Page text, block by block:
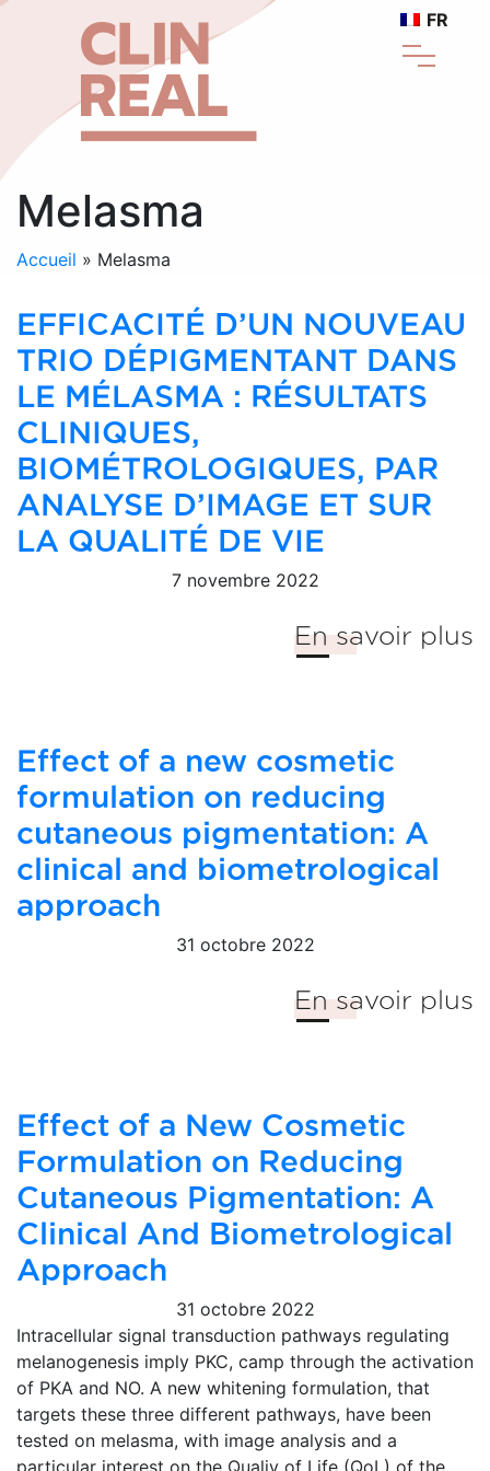
FR
Melasma
Accueil » Melasma
EFFICACITÉ D’UN NOUVEAU
TRIO DÉPIGMENTANT DANS
LE MÉLASMA : RÉSULTATS
CLINIQUES,
BIOMÉTROLOGIQUES, PAR
ANALYSE D’IMAGE ET SUR
LA QUALITÉ DE VIE
7 novembre 2022
En savoir plus
Effect of a new cosmetic
formulation on reducing
cutaneous pigmentation: A
clinical and biometrological
approach
31 octobre 2022
En savoir plus
Effect of a New Cosmetic
Formulation on Reducing
Cutaneous Pigmentation: A
Clinical And Biometrological
Approach
31 octobre 2022
Intracellular signal transduction pathways regulating
melanogenesis imply PKC, camp through the activation
of PKA and NO. A new whitening formulation, that
targets these three different pathways, have been
tested on melasma, with image analysis and a
particular interest on the Qualiy of Life (QoL) of the